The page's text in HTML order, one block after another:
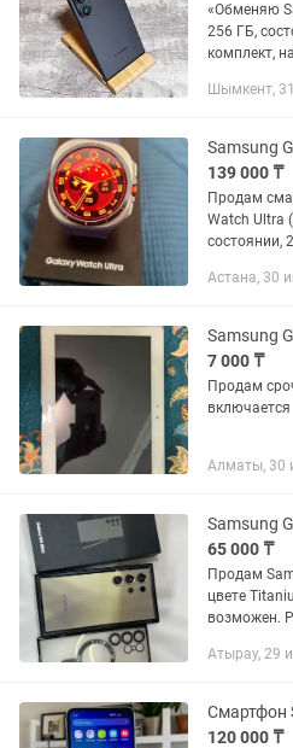
«Обменяю
256 ГБ,
комплект,
Шымкент,
139 000 ₸
Продам
Watch Ultra
состоянии,
(2025 / v2)
Астана, 30
7 000 ₸
Продам
включается
Алматы, 30
65 000 ₸
Продам
цвете
возможен.
Телефон в
Атырау, 29
Смартфон
120 000 ₸